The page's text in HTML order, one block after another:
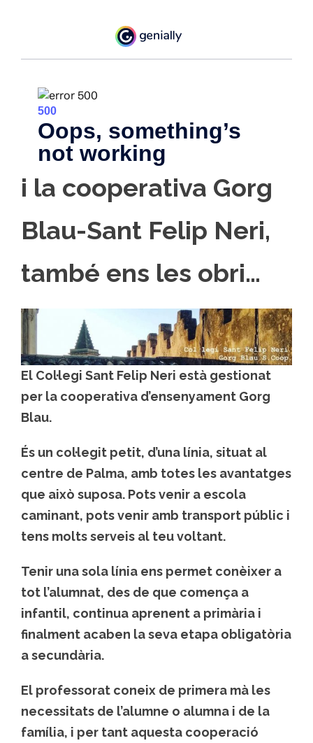
i la cooperativa Gorg
Blau-Sant Felip Neri,
també ens les obri…
El Col·legi Sant Felip Neri està gestionat
per la cooperativa d’ensenyament Gorg
Blau.
És un col·legit petit, d’una línia, situat al
centre de Palma, amb totes les avantatges
que això suposa. Pots venir a escola
caminant, pots venir amb transport públic i
tens molts serveis al teu voltant.
Tenir una sola línia ens permet conèixer a
tot l’alumnat, des de que comença a
infantil, continua aprenent a primària i
finalment acaben la seva etapa obligatòria
a secundària.
El professorat coneix de primera mà les
necessitats de l’alumne o alumna i de la
família, i per tant aquesta cooperació